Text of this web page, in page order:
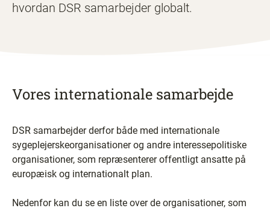
hvordan DSR samarbejder globalt.
Vores internationale samarbejde
DSR samarbejder derfor både med internationale
sygeplejerskeorganisationer og andre interessepolitiske
organisationer, som repræsenterer offentligt ansatte på
europæisk og internationalt plan.
Nedenfor kan du se en liste over de organisationer, som